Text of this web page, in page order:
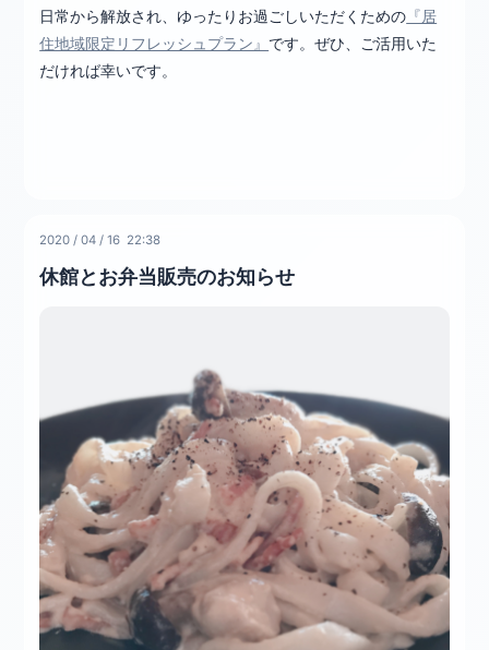
日常から解放され、ゆったりお過ごしいただくための 『居
住地域限定リフレッシュプラン』 です。ぜひ、ご活用いた
だければ幸いです。
2020 /04 /16 22:38
休館とお弁当販売のお知らせ